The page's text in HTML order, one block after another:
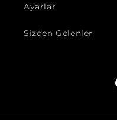
Ayarlar
Sizden Gelenler